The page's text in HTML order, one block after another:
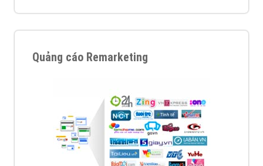
Quảng cáo Remarketing